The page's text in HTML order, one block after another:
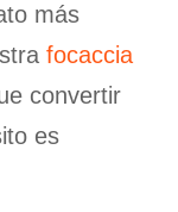
más
focaccia
convertir
es